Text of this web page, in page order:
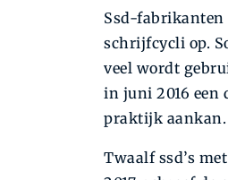
Ssd-fabrikanten
schrijfcycli op.
veel wordt
in juni 2016 een
praktijk aankan.
Twaalf ssd’s